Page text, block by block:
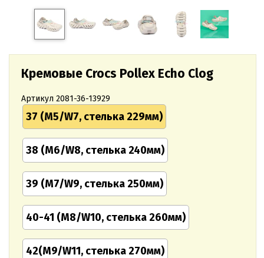
Кремовые Crocs Pollex Echo Clog
Артикул 2081-36-13929
37 (M5/W7, стелька 229мм)
38 (M6/W8, стелька 240мм)
39 (M7/W9, стелька 250мм)
40-41 (M8/W10, стелька 260мм)
42(M9/W11, стелька 270мм)